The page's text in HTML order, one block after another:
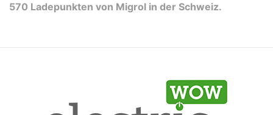
570 Ladepunkten von Migrol in der Schweiz.